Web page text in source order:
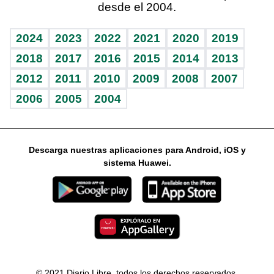
Vida y familia
Eñe
Celebrando la vida
Sin complejos
En pocas palabras
Escuchando al corazón
Economía Personal
Consulta Libre
BRV
TBT Deportivo
Ágora
Guía del dinero
Horóscopos
desde el 2004.
2024 2023 2022 2021 2020
2019
2018
2017 2016 2015 2014
2013
2012
2011 2010 2009 2008
2007
2006
2005 2004
Descarga nuestras aplicaciones para Android, iOS y
sistema Huawei.